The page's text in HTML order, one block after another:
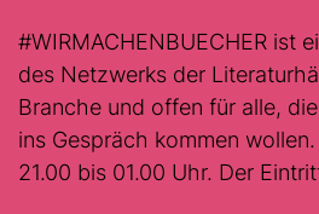
#WIRMACHENBUECHER ist
des Netzwerks der
Branche und offen für alle,
ins Gespräch kommen
21.00 bis 01.00 Uhr. Der